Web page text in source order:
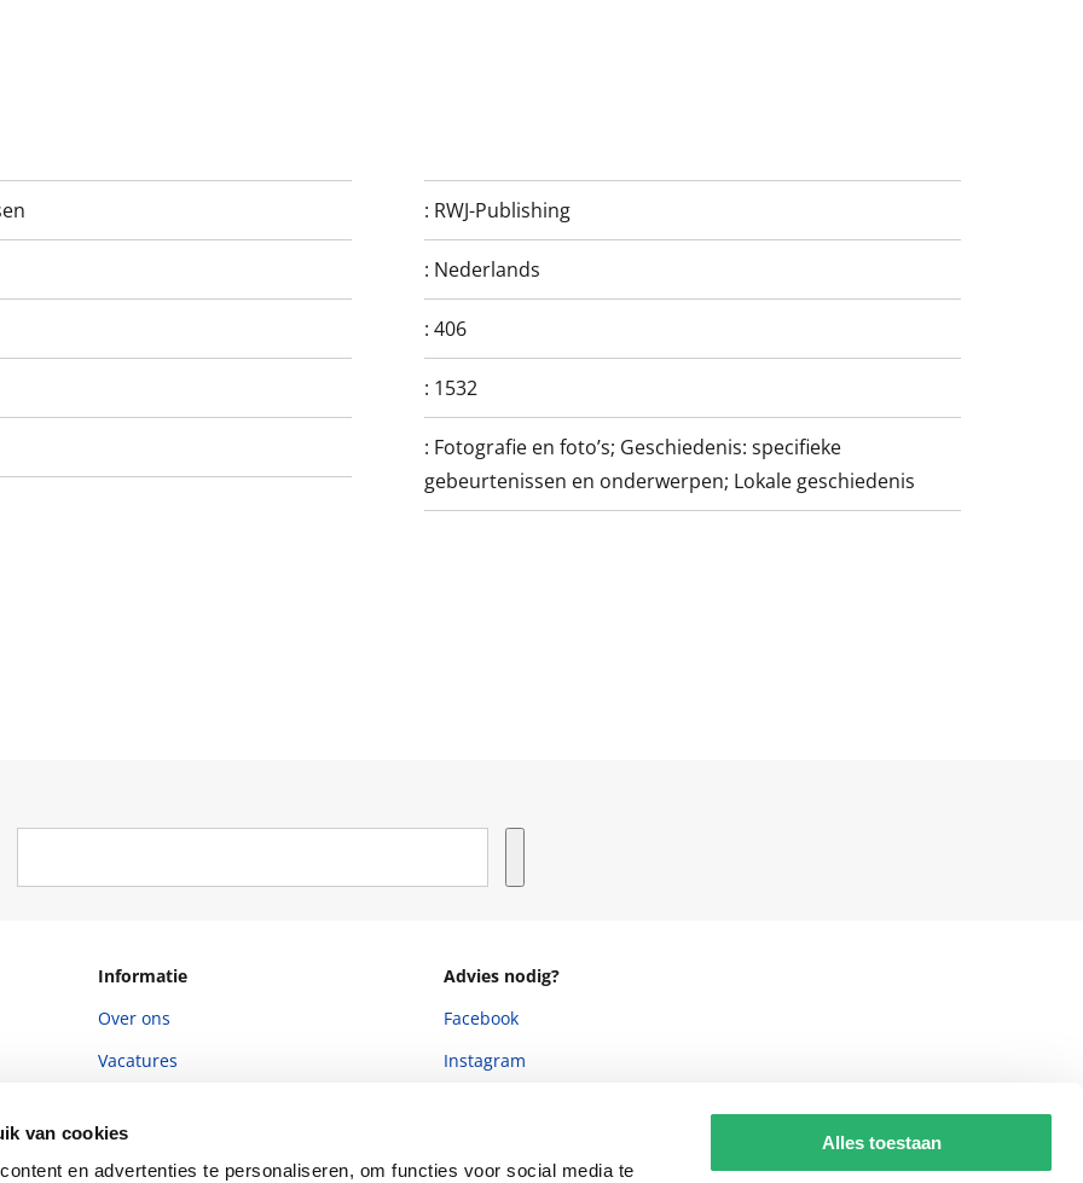
van cookies
en advertenties te personaliseren, om functies voor social media te
Alles toestaan
: RWJ-Publishing
: Nederlands
:406
: 1532
: Fotografie en foto’s; Geschiedenis: specifieke
gebeurtenissen en onderwerpen; Lokale geschiedenis
Informatie
Over ons
Vacatures
Cadeaukaart
Advies nodig?
Facebook
Instagram